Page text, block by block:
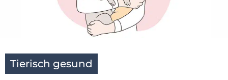
Tierisch gesund